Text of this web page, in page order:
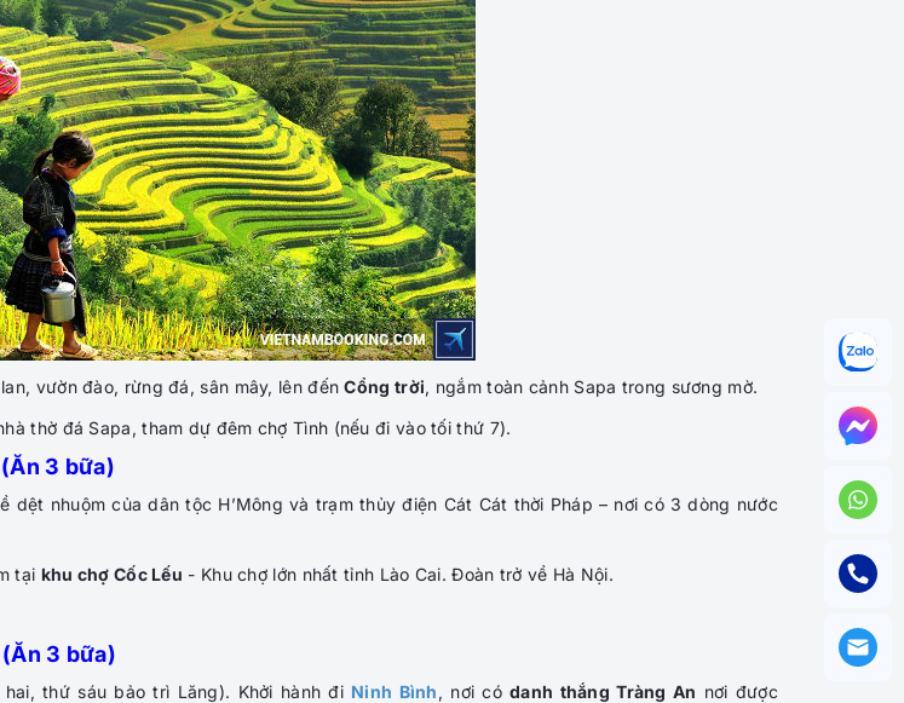
vườn đào, rừng đá, sân mây, lên đếnCổng trời, ngắm toàn cảnh Sapa trong sương mờ.
thờ đá Sapa, tham dự đêm chợ Tình (nếu đi vào tối thứ 7).
(Ăn 3 bữa)
dệt nhuộm của dân tộc H’Mông và trạm thủy điện Cát Cát thời Pháp – nơi có 3 dòng nước
tại khu chợ Cốc Lếu - Khu chợ lớn nhất tỉnh Lào Cai. Đoàn trở về Hà Nội.
(Ăn 3 bữa)
thứ sáu bảo trì Lăng). Khởi hành đi Ninh Bình , nơi códanh thắng Tràng An nơi được